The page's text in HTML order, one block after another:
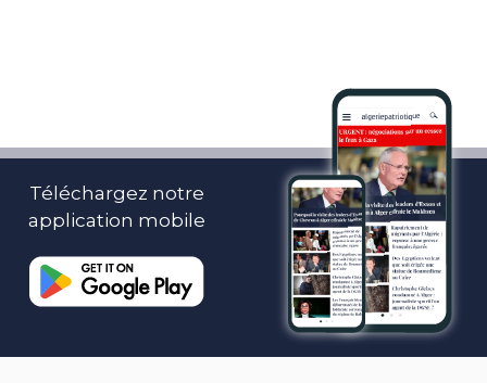
Téléchargez notre
application mobile